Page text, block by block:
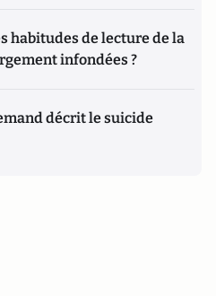
habitudes de lecture de la
infondées ?
décrit le suicide